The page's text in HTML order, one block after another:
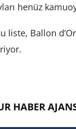
henüz
liste, Ballon
HABER